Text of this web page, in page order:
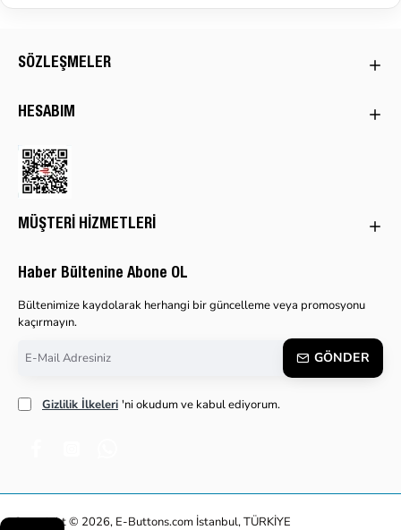
SÖZLEŞMELER
HESABIM
MÜŞTERI HIZMETLERI
Haber Bültenine Abone OL
Bültenimize kaydolarak herhangi bir güncelleme veya promosyonu
kaçırmayın.
E-
Mail
GÖNDER
Gizlilik İlkeleri 'ni okudum ve kabul ediyorum.
Copyright © 2026, E-Buttons.com İstanbul, TÜRKİYE